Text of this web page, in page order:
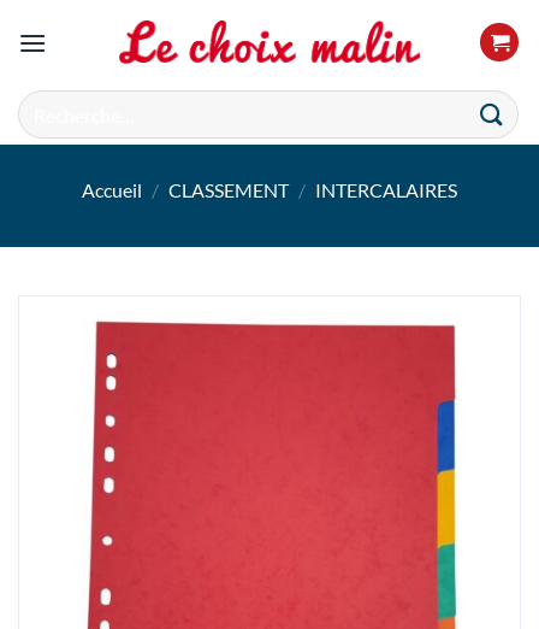
Recherche
pour :
Accueil / CLASSEMENT / INTERCALAIRES